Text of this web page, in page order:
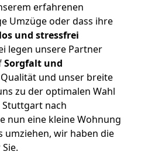
erfahrenen
Umzüge oder dass ihre
und stressfrei
legen unsere Partner
Sorgfalt und
und unser breite
zu der optimalen Wahl
nach
nun eine kleine Wohnung
umziehen, wir haben die